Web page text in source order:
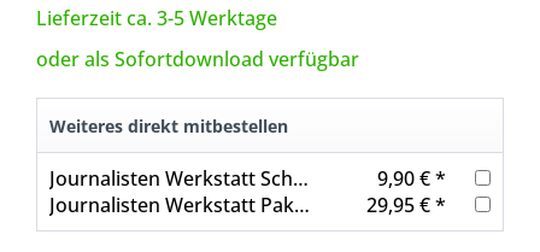
Lieferzeit ca. 3-5 Werktage
oder als Sofortdownload verfügbar
Weiteres direkt mitbestellen
Journalisten Werkstatt Schreiben mit Perspektive
9,90 € *
Journalisten Werkstatt Paket: Besser schreiben 2
29,95 € *